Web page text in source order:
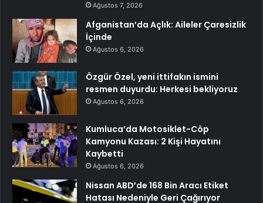
Ağustos 7, 2026
Afganistan’da Açlık: Aileler Çaresizlik
İçinde
Ağustos 6, 2026
Özgür Özel, yeni ittifakın ismini
resmen duyurdu: Herkesi bekliyoruz
Ağustos 6, 2026
Kumluca’da Motosiklet-Cöp
Kamyonu Kazası: 2 Kişi Hayatını
Kaybetti
Ağustos 6, 2026
Nissan ABD’de 168 Bin Aracı Etiket
Hatası Nedeniyle Geri Çağırıyor